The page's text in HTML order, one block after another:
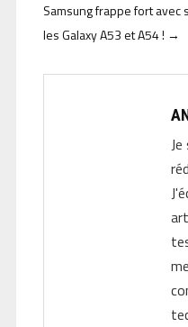
Samsung frappe fort avec
les Galaxy A53 et A54 ! →